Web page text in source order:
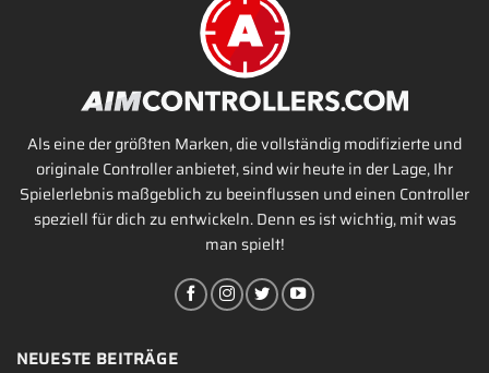
Als eine der größten Marken, die vollständig modifizierte und
originale Controller anbietet, sind wir heute in der Lage, Ihr
Spielerlebnis maßgeblich zu beeinflussen und einen Controller
speziell für dich zu entwickeln. Denn es ist wichtig, mit was
man spielt!
NEUESTE BEITRÄGE